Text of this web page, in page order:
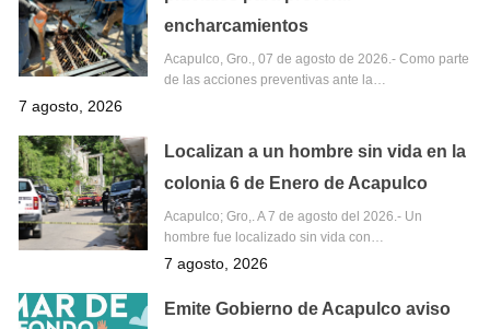
encharcamientos
Acapulco, Gro., 07 de agosto de 2026.- Como parte
de las acciones preventivas ante la…
7 agosto, 2026
Localizan a un hombre sin vida en la
colonia 6 de Enero de Acapulco
Acapulco; Gro,. A 7 de agosto del 2026.- Un
hombre fue localizado sin vida con…
7 agosto, 2026
Emite Gobierno de Acapulco aviso